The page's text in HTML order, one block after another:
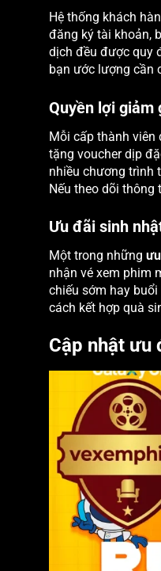
Hệ thống khách
đăng ký tài khoản,
dịch đều được quy
bạn ước lượng cần
Quyền lợi giảm
Mỗi cấp thành viên
tặng voucher dịp
nhiều chương trình
Nếu theo dõi
Ưu đãi sinh
Một trong những
nhận vé xem phim
chiếu sớm hay
cách kết hợp quà
Cập nhật ưu